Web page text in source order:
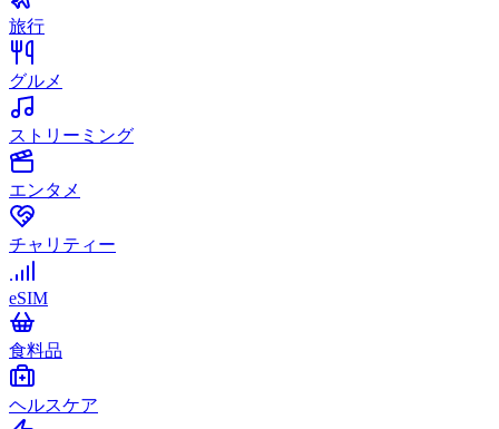
旅行
グルメ
ストリーミング
エンタメ
チャリティー
eSIM
食料品
ヘルスケア